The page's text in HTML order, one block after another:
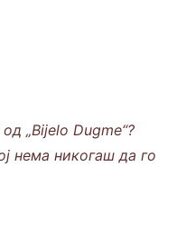
„Bijelo Dugme“?
нема никогаш да го